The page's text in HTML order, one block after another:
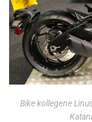
Bike kollegene